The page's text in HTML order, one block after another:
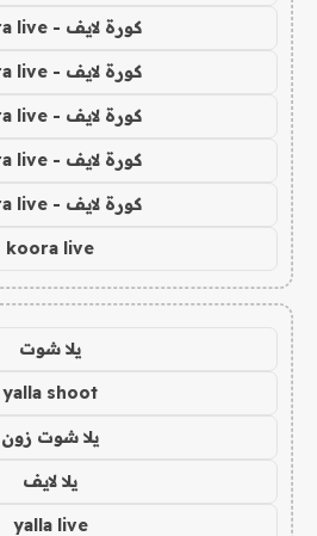
كورة لايف - koora live
كورة لايف - koora live
كورة لايف - koora live
كورة لايف - koora live
كورة لايف - koora live
koora live
يلا شوت
yalla shoot
يلا شوت زون
يلا لايف
yalla live